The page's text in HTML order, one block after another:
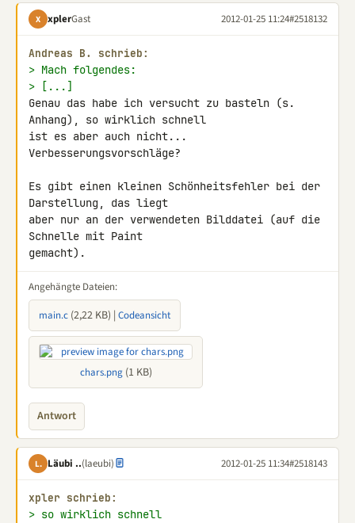
X xplerGast 2012-01-25 11:24#2518132
Andreas B. schrieb:
> Mach folgendes:
> [...]
Genau das habe ich versucht zu basteln (s.
Anhang), so wirklich schnell
ist es aber auch nicht...
Verbesserungsvorschläge?
Es gibt einen kleinen Schönheitsfehler bei der
Darstellung, das liegt
aber nur an der verwendeten Bilddatei (auf die
Schnelle mit Paint
gemacht).
Angehängte Dateien:
main.c (2,22 KB) | Codeansicht
chars.png(1 KB)
Antwort
L. Läubi ..(laeubi) 2012-01-25 11:34#2518143
xpler schrieb:
> so wirklich schnell